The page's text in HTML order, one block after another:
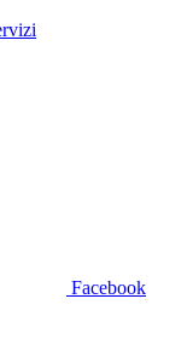
Facebook